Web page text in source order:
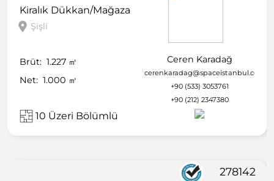
Kiralık Dükkan/Mağaza
Şişli
Brüt: 1.227 ㎡
Net: 1.000 ㎡
10 Üzeri Bölümlü
Ceren Karadağ
cerenkaradag@spaceistanbul.com
+90 (533) 3053761
+90 (212) 2347380
278142